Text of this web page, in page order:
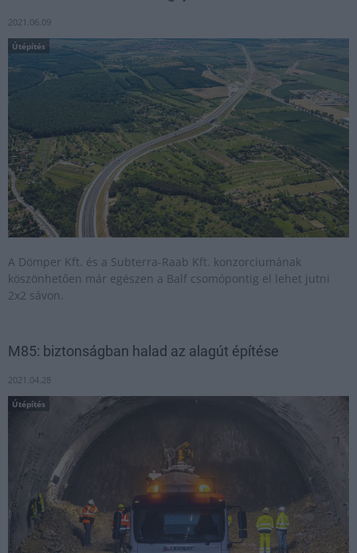
2021.06.09
Útépítés
A Dömper Kft. és a Subterra-Raab Kft. konzorciumának
köszönhetően már egészen a Balf csomópontig el lehet jutni
2x2 sávon.
M85: biztonságban halad az alagút építése
2021.04.28
Útépítés